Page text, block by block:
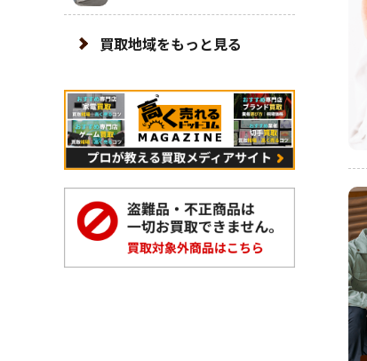
買取地域をもっと見る